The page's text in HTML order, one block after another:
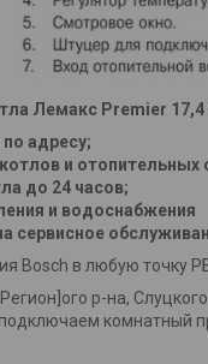
Лемакс Premier
адресу;
и отопительных
до 24 часов;
и водоснабжения
сервисное
Bosch в любую точку
р-на,
комнатный